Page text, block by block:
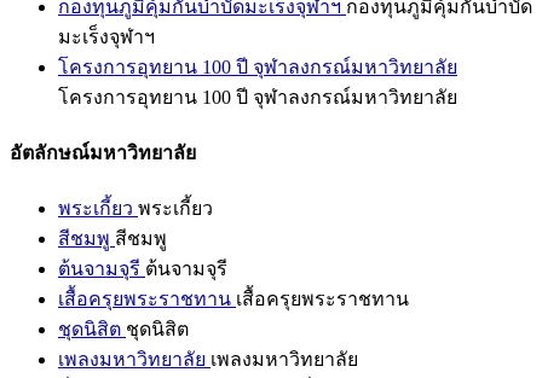
กองทุนภูมิคุ้มกันบำบัดมะเร็งจุฬาฯ กองทุนภูมิคุ้มกันบำบัด
มะเร็งจุฬาฯ
โครงการอุทยาน 100 ปี จุฬาลงกรณ์มหาวิทยาลัย
โครงการอุทยาน 100 ปี จุฬาลงกรณ์มหาวิทยาลัย
อัตลักษณ์มหาวิทยาลัย
พระเกี้ยว พระเกี้ยว
สีชมพู สีชมพู
ต้นจามจุรี ต้นจามจุรี
เสื้อครุยพระราชทาน เสื้อครุยพระราชทาน
ชุดนิสิต ชุดนิสิต
เพลงมหาวิทยาลัย เพลงมหาวิทยาลัย